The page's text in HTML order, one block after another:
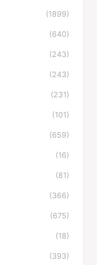
(1899)
(640)
(243)
(243)
(231)
(101)
(659)
(16)
(81)
(366)
(675)
(18)
(393)